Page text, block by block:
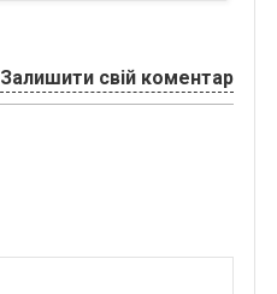
Залишити свій коментар